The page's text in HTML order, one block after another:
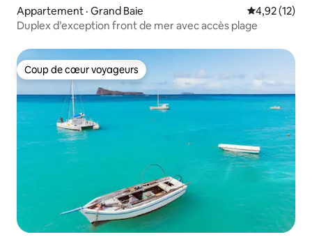
Appartement · Grand Baie Note
4,92 (12)
Duplex d’exception front de mer avec accès plage
Coup de cœur voyageurs
Coup de cœur voyageurs